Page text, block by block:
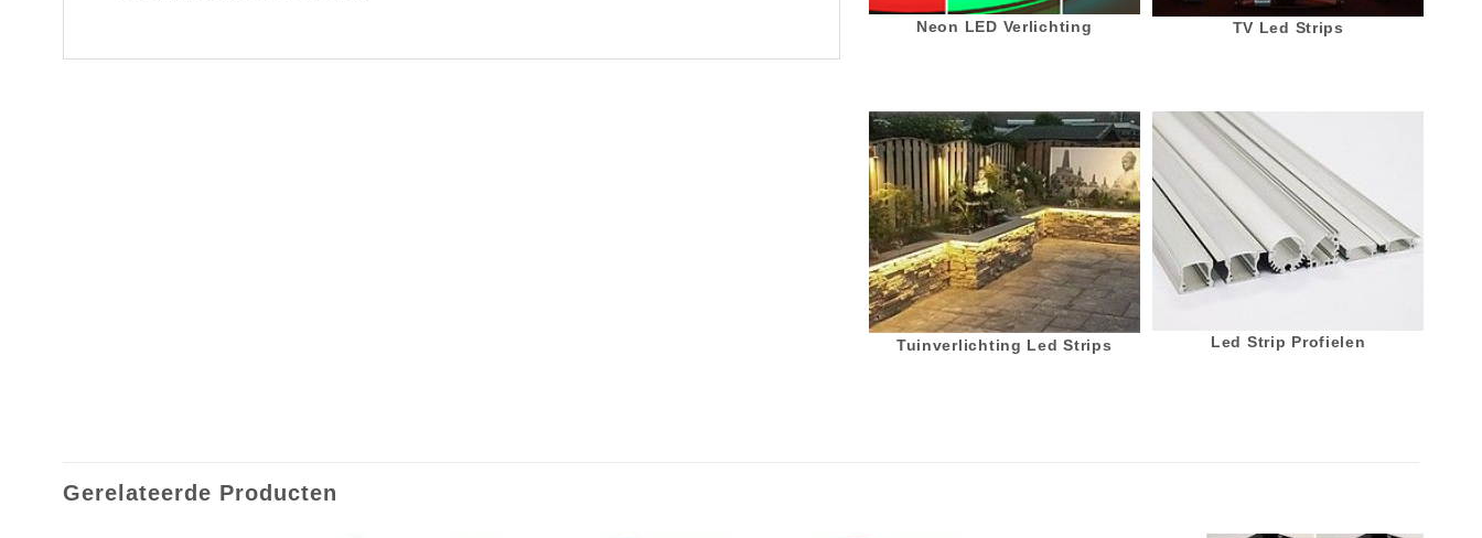
Neon LED Verlichting TV Led Strips
Tuinverlichting Led Strips Led Strip Profielen
Gerelateerde Producten